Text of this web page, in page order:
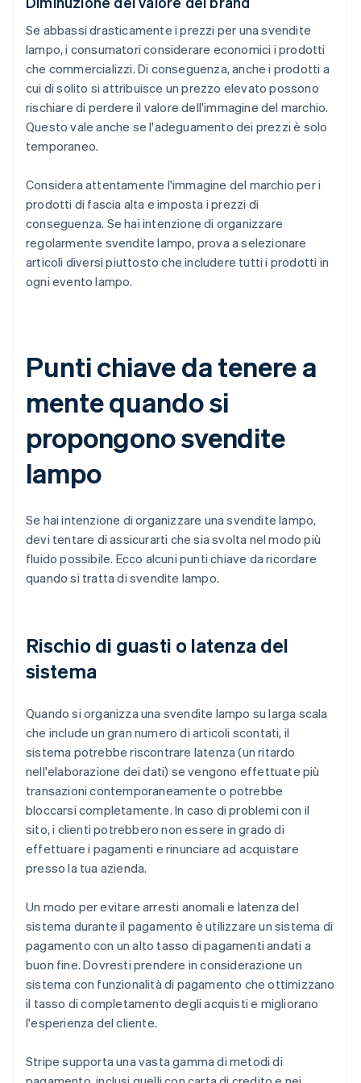
Se abbassi drasticamente i prezzi per una svendite
lampo, i consumatori considerare economici i prodotti
che commercializzi. Di conseguenza, anche i prodotti a
cui di solito si attribuisce un prezzo elevato possono
rischiare di perdere il valore dell'immagine del marchio.
Questo vale anche se l'adeguamento dei prezzi è solo
temporaneo.
Considera attentamente l'immagine del marchio per i
prodotti di fascia alta e imposta i prezzi di
conseguenza. Se hai intenzione di organizzare
regolarmente svendite lampo, prova a selezionare
articoli diversi piuttosto che includere tutti i prodotti in
ogni evento lampo.
Punti chiave da tenere a
mente quando si
propongono svendite
lampo
Se hai intenzione di organizzare una svendite lampo,
devi tentare di assicurarti che sia svolta nel modo più
fluido possibile. Ecco alcuni punti chiave da ricordare
quando si tratta di svendite lampo.
Rischio di guasti o latenza del
sistema
Quando si organizza una svendite lampo su larga scala
che include un gran numero di articoli scontati, il
sistema potrebbe riscontrare latenza (un ritardo
nell'elaborazione dei dati) se vengono effettuate più
transazioni contemporaneamente o potrebbe
bloccarsi completamente. In caso di problemi con il
sito, i clienti potrebbero non essere in grado di
effettuare i pagamenti e rinunciare ad acquistare
presso la tua azienda.
Un modo per evitare arresti anomali e latenza del
sistema durante il pagamento è utilizzare un sistema di
pagamento con un alto tasso di pagamenti andati a
buon fine. Dovresti prendere in considerazione un
sistema con funzionalità di pagamento che ottimizzano
il tasso di completamento degli acquisti e migliorano
l'esperienza del cliente.
Stripe supporta una vasta gamma di metodi di